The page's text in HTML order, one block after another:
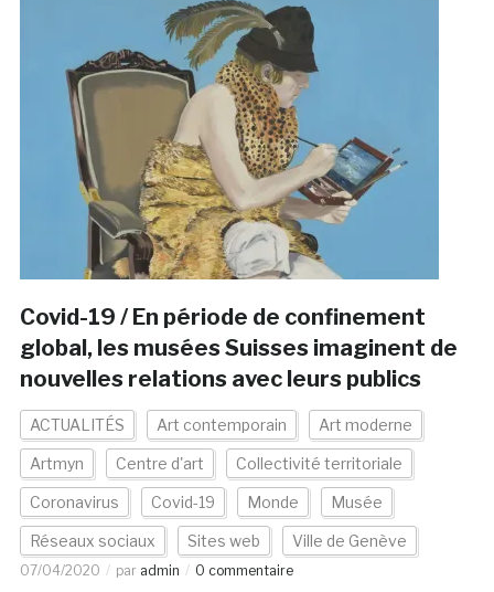
Covid-19 / En période de confinement
global, les musées Suisses imaginent de
nouvelles relations avec leurs publics
ACTUALITÉS Art contemporain Art moderne
Artmyn Centre d'art Collectivité territoriale
Coronavirus Covid-19 Monde Musée
Réseaux sociaux Sites web Ville de Genève
07/04/2020 par admin 0 commentaire